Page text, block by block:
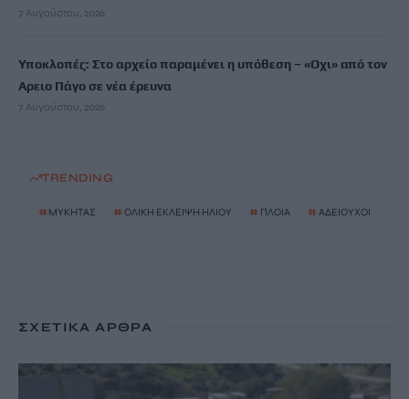
7 Αυγούστου, 2026
Υποκλοπές: Στο αρχείο παραμένει η υπόθεση – «Οχι» από τον
Αρειο Πάγο σε νέα έρευνα
7 Αυγούστου, 2026
TRENDING
# ΜΥΚΗΤΑΣ # ΟΛΙΚΗ ΕΚΛΕΙΨΗ ΗΛΙΟΥ # ΠΛΟΙΑ # ΑΔΕΙΟΥΧΟΙ
ΣΧΕΤΙΚΆ ΆΡΘΡΑ